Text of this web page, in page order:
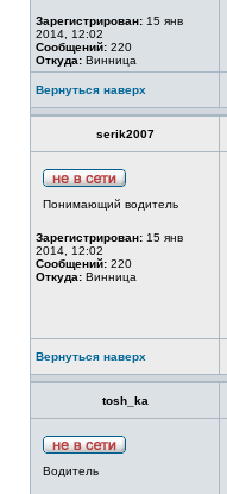
Зарегистрирован: 15 янв
2014, 12:02
Сообщений: 220
Откуда: Винница
Вернуться наверх
serik2007
Понимающий водитель
Зарегистрирован: 15 янв
2014, 12:02
Сообщений: 220
Откуда: Винница
Вернуться наверх
tosh_ka
Водитель